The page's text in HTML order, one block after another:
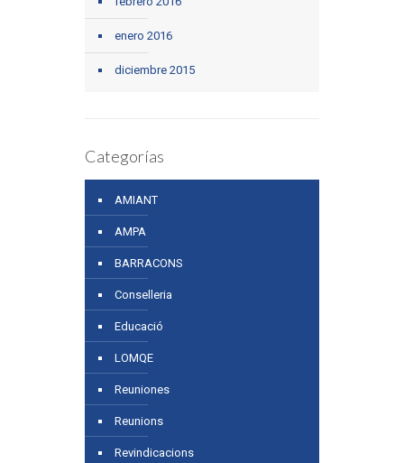
enero 2016
diciembre 2015
Categorías
AMIANT
AMPA
BARRACONS
Conselleria
Educació
LOMQE
Reuniones
Reunions
Revindicacions